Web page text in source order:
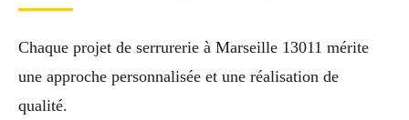
Chaque projet de serrurerie à Marseille 13011 mérite
une approche personnalisée et une réalisation de
qualité.